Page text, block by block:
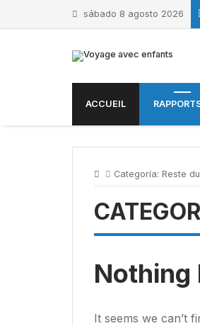
sábado 8 agosto 2026
ACCUEIL
Categoría: Reste
Nothing
It seems we can’t